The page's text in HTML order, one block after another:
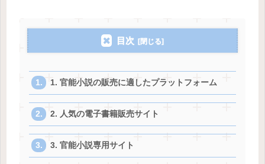
目次
1. 官能小説の販売に適したプラットフォーム
2. 人気の電子書籍販売サイト
3. 官能小説専用サイト